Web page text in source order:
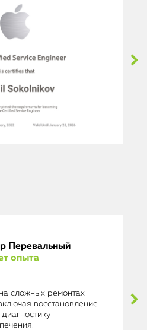
Перевальный
опыта
сложных ремонтах
восстановление